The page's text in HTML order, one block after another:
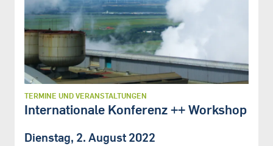
TERMINE UND VERANSTALTUNGEN
Internationale Konferenz ++ Workshop
Dienstag, 2. August 2022